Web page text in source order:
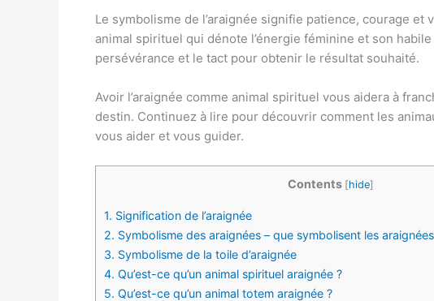
Le symbolisme de l’araignée signifie patience, courage et
animal spirituel qui dénote l’énergie féminine et son
persévérance et le tact pour obtenir le résultat souhaité.
Avoir l’araignée comme animal spirituel vous aidera à
destin. Continuez à lire pour découvrir comment les
vous aider et vous guider.
Contents [hide]
1. Signification de l’araignée
2. Symbolisme des araignées – que symbolisent les
3. Symbolisme de la toile d’araignée
4. Qu’est-ce qu’un animal spirituel araignée ?
5. Qu’est-ce qu’un animal totem araignée ?